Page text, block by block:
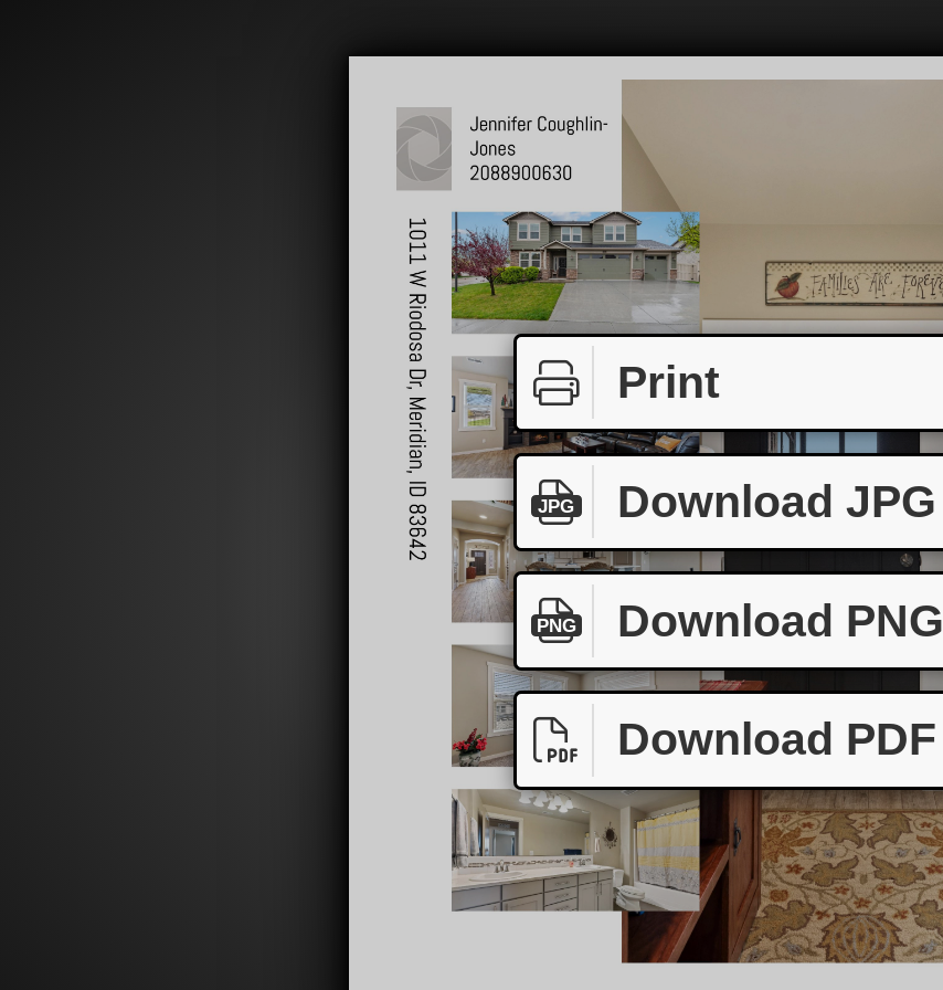
Print
JPG Download JPG
PNG Download PNG
Download PDF